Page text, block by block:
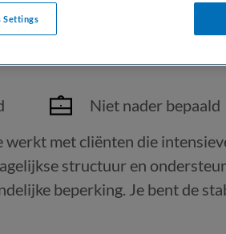
Zorg
Niet nader bepaald
met cliënten die
structuur en
beperking. Je bent de
Settings